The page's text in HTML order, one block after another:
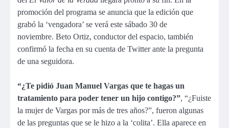
promoción del programa se anuncia que la edición que
grabó la ‘vengadora’ se verá este sábado 30 de
noviembre. Beto Ortiz, conductor del espacio, también
confirmó la fecha en su cuenta de Twitter ante la pregunta
de una seguidora.
“¿Te pidió Juan Manuel Vargas que te hagas un
tratamiento para poder tener un hijo contigo?”, “¿Fuiste
la mujer de Vargas por más de tres años?”, fueron algunas
de las preguntas que se le hizo a la ‘colita’. Ella aparece en